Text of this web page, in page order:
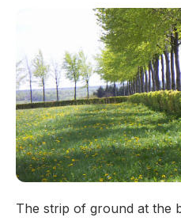
The strip of ground at the